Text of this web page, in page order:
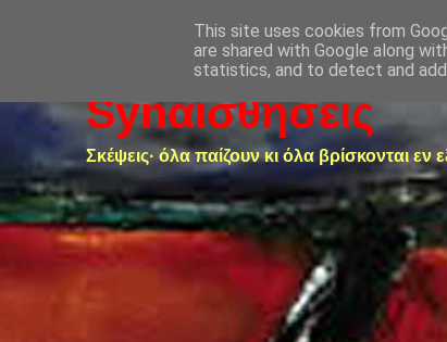
Synαισθήσεις
Σκέψεις· όλα παίζουν κι όλα βρίσκονται εν
This site uses cookies from
are shared with Google along
statistics, and to detect and